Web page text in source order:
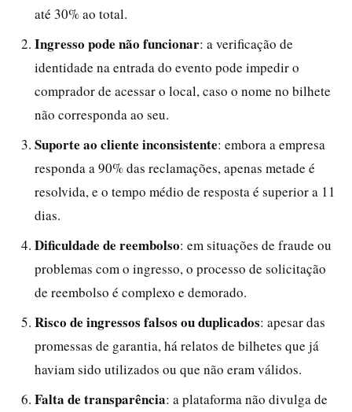
até 30% ao total.
Ingresso pode não funcionar: a verificação de
identidade na entrada do evento pode impedir o
comprador de acessar o local, caso o nome no bilhete
não corresponda ao seu.
Suporte ao cliente inconsistente: embora a empresa
responda a 90% das reclamações, apenas metade é
resolvida, e o tempo médio de resposta é superior a 11
dias.
Dificuldade de reembolso: em situações de fraude ou
problemas com o ingresso, o processo de solicitação
de reembolso é complexo e demorado.
Risco de ingressos falsos ou duplicados: apesar das
promessas de garantia, há relatos de bilhetes que já
haviam sido utilizados ou que não eram válidos.
Falta de transparência: a plataforma não divulga de